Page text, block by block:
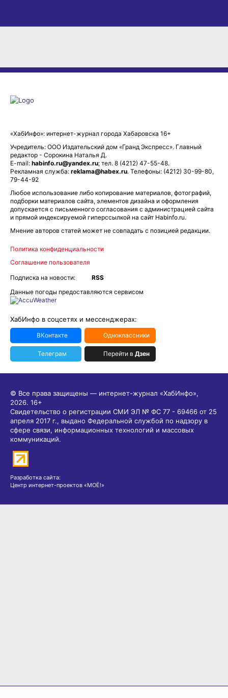
«ХабИнфо»: интернет-журнал города Хабаровска 16+
Учредитель: ООО Издательский дом «Гранд Экспресс». Главный
редактор - Сорокина Наталья Д.
E-mail: habinfo.ru@yandex.ru; тел. 8 (4212) 47-55-48.
Рекламная служба: reklama@habex.ru. Телефоны: (4212) 30-99-80,
79-44-92
Любое использование либо копирование материалов, фотографий,
подборки материалов сайта, элементов дизайна и оформления
допускается с письменного согласования с администрацией сайта
и прямой индексируемой гиперссылкой на сайт Habinfo.ru.
Мнение авторов статей может не совпадать с позицией редакции.
Политика конфиденциальности
Соглашение пользователя
Подписка на новости:
RSS
Данные погоды предоставляются сервисом
ХабИнфо в соцсетях и мессенджерах:
ВКонтакте Одноклассники
Телеграм Перейти в Дзен
© Все права защищены — интернет-журнал «ХабИнфо»,
2026. 16+
Свидетельство о регистрации СМИ ЭЛ № ФС 77 - 69466 от 25
апреля 2017 г., выдано Федеральной службой по надзору в
сфере связи, информационных технологий и массовых
коммуникаций.
Разработка сайта:
Центр интернет-проектов «МОЁ!»